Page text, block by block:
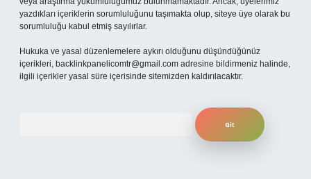
yazdıkları içeriklerin sorumluluğunu taşımakta olup, siteye üye olarak bu
sorumluluğu kabul etmiş sayılırlar.
Hukuka ve yasal düzenlemelere aykırı olduğunu düşündüğünüz
içerikleri, backlinkpanelicomtr@gmail.com adresine bildirmeniz halinde,
ilgili içerikler yasal süre içerisinde sitemizden kaldırılacaktır.